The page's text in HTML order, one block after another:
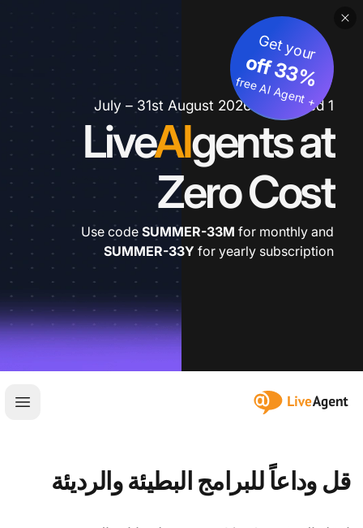
1 July – 31st August 2026 *extended
LiveAIgents at
Zero Cost
Get your
3
3
%
o
ff
+
fre
e
A
I A
g
e
nt
Use code SUMMER-33M for monthly and
SUMMER-33Y for yearly subscription
:site.title
فتح
قل وداعاً للبرامج البطيئة والرديئة